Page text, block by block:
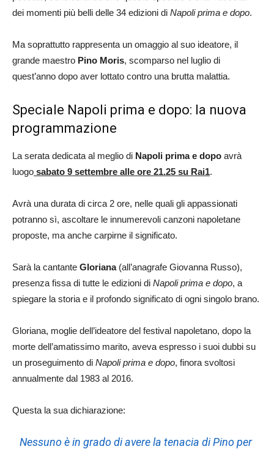
dei momenti più belli delle 34 edizioni di Napoli prima e dopo.
Ma soprattutto rappresenta un omaggio al suo ideatore, il
grande maestro Pino Moris, scomparso nel luglio di
quest’anno dopo aver lottato contro una brutta malattia.
Speciale Napoli prima e dopo: la nuova
programmazione
La serata dedicata al meglio di Napoli prima e dopo avrà
luogo sabato 9 settembre alle ore 21.25 su Rai1.
Avrà una durata di circa 2 ore, nelle quali gli appassionati
potranno sì, ascoltare le innumerevoli canzoni napoletane
proposte, ma anche carpirne il significato.
Sarà la cantante Gloriana(all’anagrafe Giovanna Russo),
presenza fissa di tutte le edizioni di Napoli prima e dopo, a
spiegare la storia e il profondo significato di ogni singolo brano.
Gloriana, moglie dell’ideatore del festival napoletano, dopo la
morte dell’amatissimo marito, aveva espresso i suoi dubbi su
un proseguimento di Napoli prima e dopo, finora svoltosi
annualmente dal 1983 al 2016.
Questa la sua dichiarazione:
Nessuno è in grado di avere la tenacia di Pino per